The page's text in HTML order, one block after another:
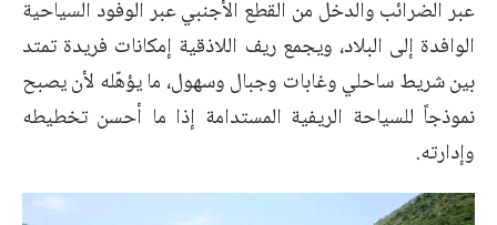
عبر الضرائب والدخل من القطع الأجنبي عبر الوفود السياحية
الوافدة إلى البلاد، ويجمع ريف اللاذقية إمكانات فريدة تمتد
بين شريط ساحلي وغابات وجبال وسهول، ما يؤهّله لأن يصبح
نموذجاً للسياحة الريفية المستدامة إذا ما أحسن تخطيطه
وإدارته.